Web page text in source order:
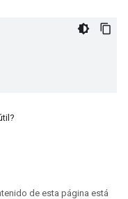
de esta página está